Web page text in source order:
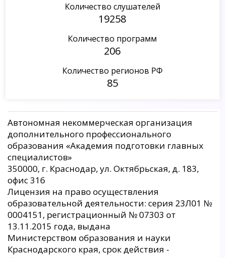
Количество слушателей
19258
Количество программ
206
Количество регионов РФ
85
Автономная некоммерческая организация
дополнительного профессионального
образования «Академия подготовки главных
специалистов»
350000, г. Краснодар, ул. Октябрьская, д. 183,
офис 316
Лицензия на право осуществления
образовательной деятельности: серия 23Л01 №
0004151, регистрационный № 07303 от
13.11.2015 года, выдана
Министерством образования и науки
Краснодарского края, срок действия -